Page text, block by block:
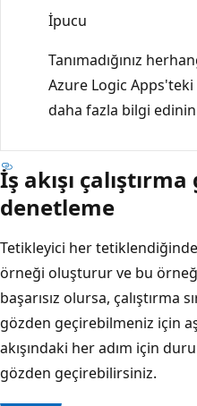
İpucu
Tanımadığınız
Azure Logic
daha fazla bilgi
İş akışı
denetleme
Tetikleyici her tetiklendiğinde
örneği oluşturur ve bu örneği
başarısız olursa, çalıştırma
gözden geçirebilmeniz için
akışındaki her adım için
gözden geçirebilirsiniz.